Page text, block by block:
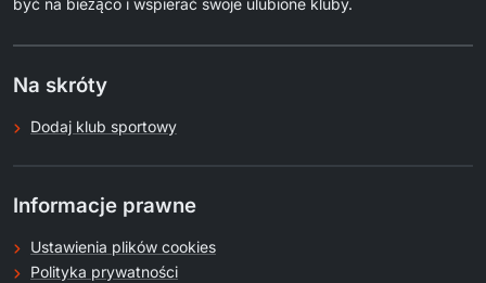
Na skróty
Dodaj klub sportowy
Informacje prawne
Ustawienia plików cookies
Polityka prywatności